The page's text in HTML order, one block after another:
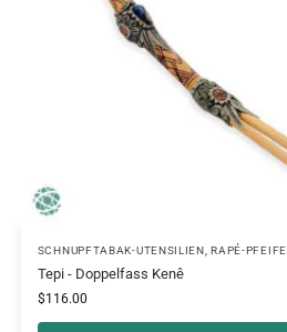
SCHNUPFTABAK-UTENSILIEN,RAPÉ-PFEIFE
Tepi - Doppelfass Kenê
$116.00